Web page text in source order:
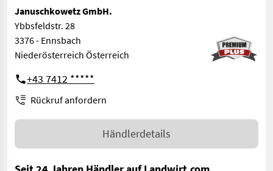
Januschkowetz GmbH.
Ybbsfeldstr. 28
3376 - Ennsbach
Niederösterreich Österreich
+43 7412 *****
Rückruf anfordern
Händlerdetails